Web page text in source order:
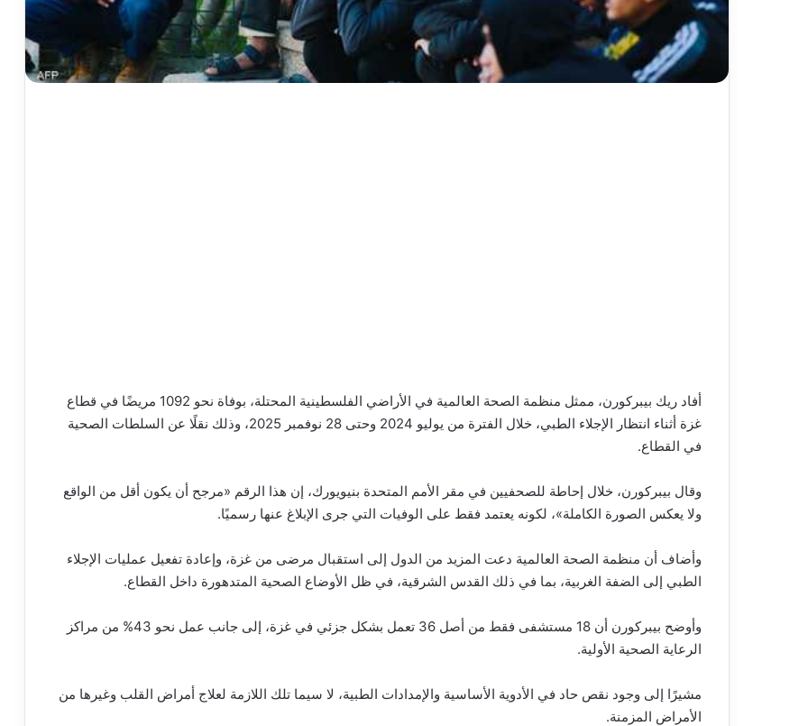
أفاد ريك بيبركورن، ممثل منظمة الصحة العالمية في الأراضي الفلسطينية المحتلة، بوفاة نحو 1092 مريضًا في قطاع
غزة أثناء انتظار الإجلاء الطبي، خلال الفترة من يوليو 2024 وحتى 28 نوفمبر 2025، وذلك نقلًا عن السلطات الصحية
في القطاع.
وقال بيبركورن، خلال إحاطة للصحفيين في مقر الأمم المتحدة بنيويورك، إن هذا الرقم «مرجح أن يكون أقل من الواقع
ولا يعكس الصورة الكاملة»، لكونه يعتمد فقط على الوفيات التي جرى الإبلاغ عنها رسميًا.
وأضاف أن منظمة الصحة العالمية دعت المزيد من الدول إلى استقبال مرضى من غزة، وإعادة تفعيل عمليات الإجلاء
الطبي إلى الضفة الغربية، بما في ذلك القدس الشرقية، في ظل الأوضاع الصحية المتدهورة داخل القطاع.
وأوضح بيبركورن أن 18 مستشفى فقط من أصل 36 تعمل بشكل جزئي في غزة، إلى جانب عمل نحو 43% من مراكز
الرعاية الصحية الأولية.
مشيرًا إلى وجود نقص حاد في الأدوية الأساسية والإمدادات الطبية، لا سيما تلك اللازمة لعلاج أمراض القلب وغيرها من
الأمراض المزمنة.